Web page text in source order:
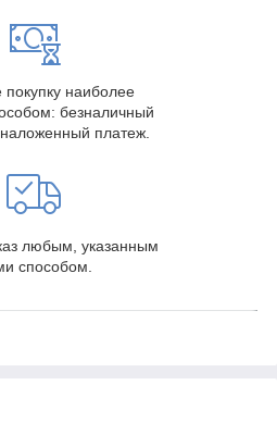
покупку наиболее
безналичный
платеж.
любым, указанным
способом.